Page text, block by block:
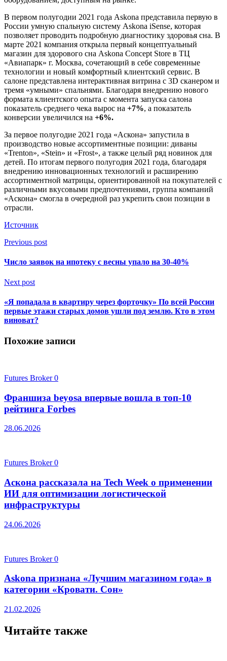
В первом полугодии 2021 года Askona представила первую в
России умную спальную систему Askona iSense, которая
позволяет проводить подробную диагностику здоровья сна. В
марте 2021 компания открыла первый концептуальный
магазин для здорового сна Askona Concept Store в ТЦ
«Авиапарк» г. Москва, сочетающий в себе современные
технологии и новый комфортный клиентский сервис. В
салоне представлена интерактивная витрина с 3D сканером и
тремя «умными» спальнями. Благодаря внедрению нового
формата клиентского опыта с момента запуска салона
показатель среднего чека вырос на +7%, а показатель
конверсии увеличился на +6%.
За первое полугодие 2021 года «Аскона» запустила в
производство новые ассортиментные позиции: диваны
«Trenton», «Stein» и «Frost», а также целый ряд новинок для
детей. По итогам первого полугодия 2021 года, благодаря
внедрению инновационных технологий и расширению
ассортиментной матрицы, ориентированной на покупателей с
различными вкусовыми предпочтениями, группа компаний
«Аскона» смогла в очередной раз укрепить свои позиции в
отрасли.
Источник
Previous post
Число заявок на ипотеку с весны упало на 30-40%
Next post
«Я попадала в квартиру через форточку» По всей России
первые этажи старых домов ушли под землю. Кто в этом
виноват?
Похожие записи
Futures Broker0
Франшиза beyosa впервые вошла в топ-10
рейтинга Forbes
28.06.2026
Futures Broker0
Аскона рассказала на Tech Week о применении
ИИ для оптимизации логистической
инфраструктуры
24.06.2026
Futures Broker0
Askona признана «Лучшим магазином года» в
категории «Кровати. Сон»
21.02.2026
Читайте также